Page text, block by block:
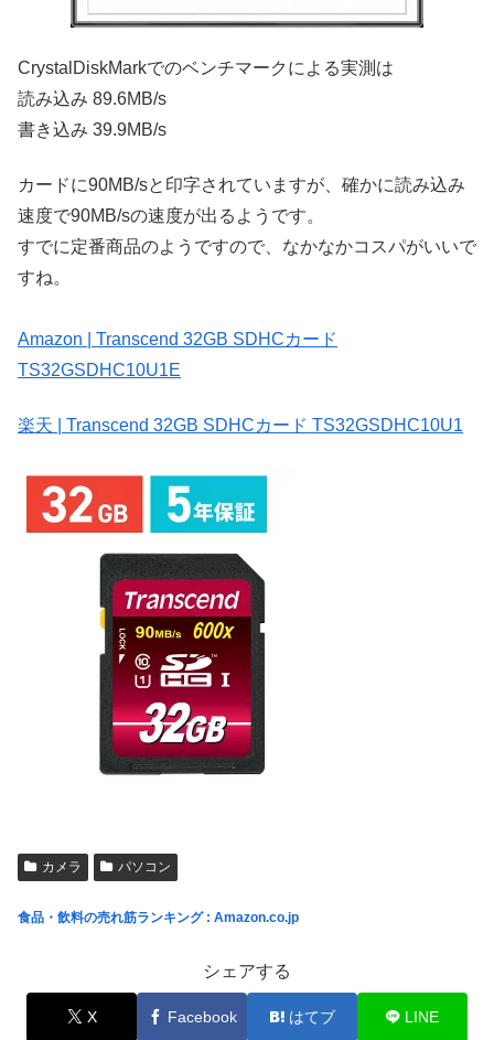
CrystalDiskMarkでのベンチマークによる実測は
読み込み 89.6MB/s
書き込み 39.9MB/s
カードに90MB/sと印字されていますが、確かに読み込み
速度で90MB/sの速度が出るようです。
すでに定番商品のようですので、なかなかコスパがいいで
すね。
Amazon | Transcend 32GB SDHCカード
TS32GSDHC10U1E
楽天 | Transcend 32GB SDHCカード TS32GSDHC10U1
カメラ パソコン
食品・飲料の売れ筋ランキング : Amazon.co.jp
シェアする
X Facebook はてブ LINE